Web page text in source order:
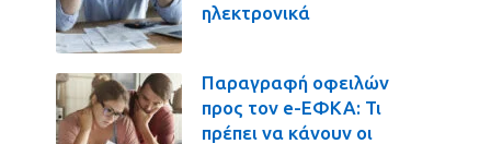
ηλεκτρονικά
Παραγραφή οφειλών
προς τον e-ΕΦΚΑ: Τι
πρέπει να κάνουν οι